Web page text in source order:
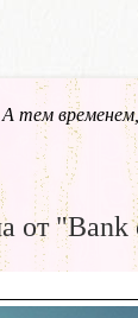
А тем временем,
от